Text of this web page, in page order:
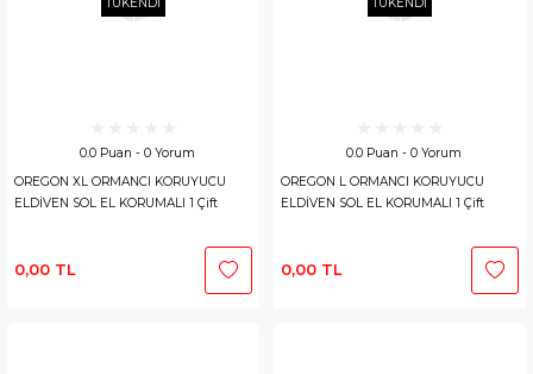
0.0 Puan - 0 Yorum
OREGON XL ORMANCI KORUYUCU
ELDİVEN SOL EL KORUMALI 1 Çift
0,00 TL
0.0 Puan - 0 Yorum
OREGON L ORMANCI KORUYUCU
ELDİVEN SOL EL KORUMALI 1 Çift
0,00 TL